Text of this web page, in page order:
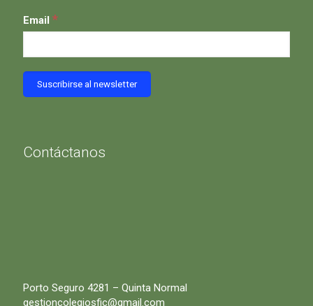
Email *
Contáctanos
Porto Seguro 4281 – Quinta Normal
gestioncolegiosfic@gmail.com